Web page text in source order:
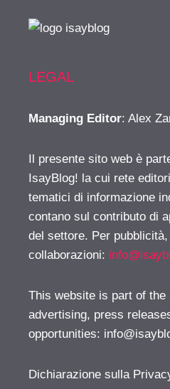
LEGAL
Managing Editor: Alex
Il presente sito web è
IsayBlog! la cui rete
tematici di informazione
contano sul contributo di
del settore. Per
collaborazioni:
This website is part of
advertising, press
opportunities:
Dichiarazione sulla